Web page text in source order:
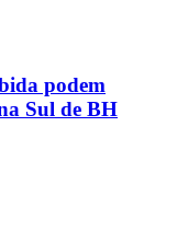
podem
Sul de BH